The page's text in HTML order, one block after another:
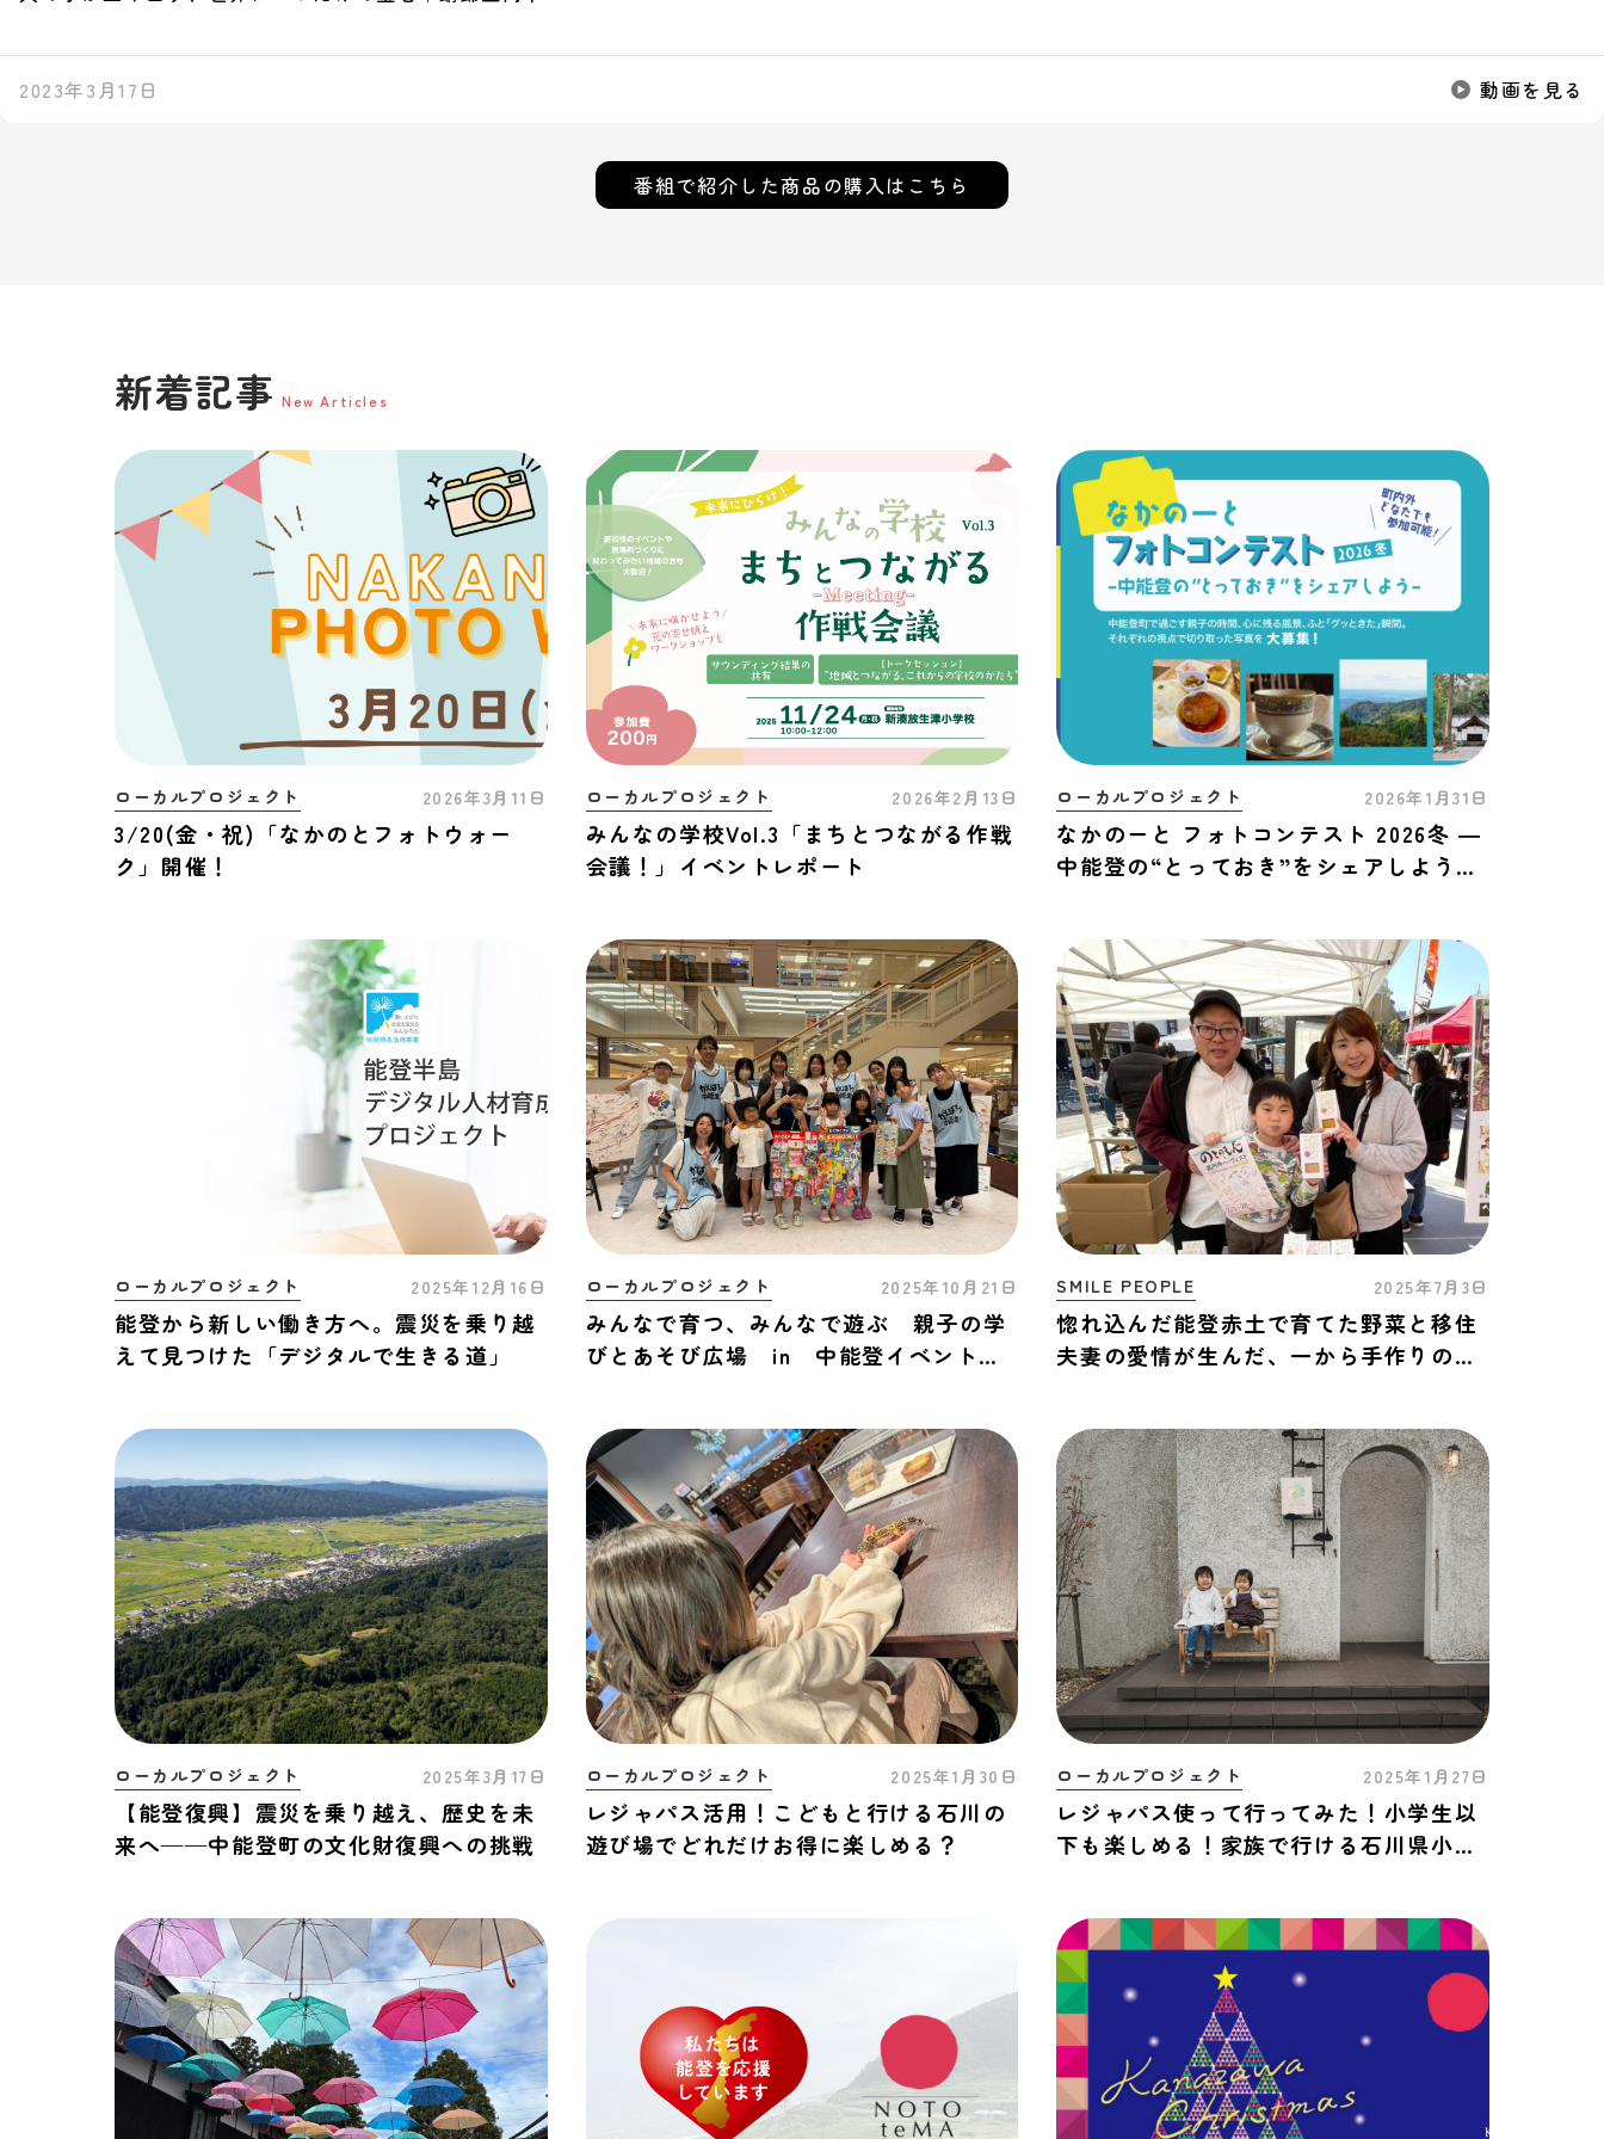
2023年3月17日 動画を見る
番組で紹介した商品の購入はこちら
新着記事 New Articles
ローカルプロジェクト 2026年3月11日
3/20(金・祝)「なかのとフォトウォー
ク」開催！
ローカルプロジェクト 2026年2月13日
みんなの学校Vol.3「まちとつながる作戦
会議！」イベントレポート
ローカルプロジェクト 2026年1月31日
なかのーと フォトコンテスト 2026冬 ―
中能登の“とっておき”をシェアしよう！
ローカルプロジェクト 2025年12月16日
能登から新しい働き方へ。震災を乗り越
えて見つけた「デジタルで生きる道」
ローカルプロジェクト 2025年10月21日
みんなで育つ、みんなで遊ぶ 親子の学
びとあそび広場 in 中能登イベントレ
SMILE PEOPLE 2025年7月3日
惚れ込んだ能登赤土で育てた野菜と移住
夫妻の愛情が生んだ、一から手作りの安
ローカルプロジェクト 2025年3月17日
【能登復興】震災を乗り越え、歴史を未
来へ——中能登町の文化財復興への挑戦
ローカルプロジェクト 2025年1月30日
レジャパス活用！こどもと行ける石川の
遊び場でどれだけお得に楽しめる？
ローカルプロジェクト 2025年1月27日
レジャパス使って行ってみた！小学生以
下も楽しめる！家族で行ける石川県小松